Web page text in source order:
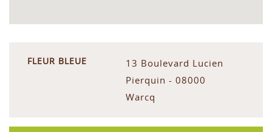
FLEUR BLEUE
13 Boulevard Lucien
Pierquin - 08000
Warcq